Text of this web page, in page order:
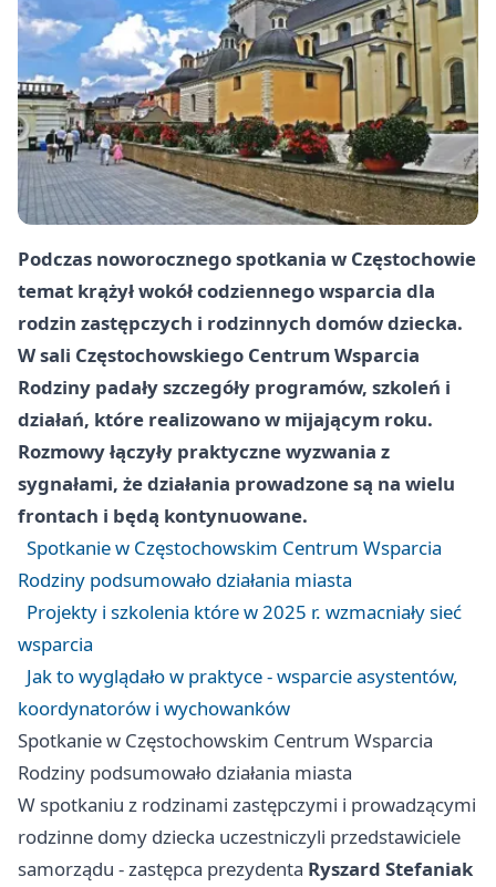
Podczas noworocznego spotkania w Częstochowie
temat krążył wokół codziennego wsparcia dla
rodzin zastępczych i rodzinnych domów dziecka.
W sali Częstochowskiego Centrum Wsparcia
Rodziny padały szczegóły programów, szkoleń i
działań, które realizowano w mijającym roku.
Rozmowy łączyły praktyczne wyzwania z
sygnałami, że działania prowadzone są na wielu
frontach i będą kontynuowane.
Spotkanie w Częstochowskim Centrum Wsparcia
Rodziny podsumowało działania miasta
Projekty i szkolenia które w 2025 r. wzmacniały sieć
wsparcia
Jak to wyglądało w praktyce - wsparcie asystentów,
koordynatorów i wychowanków
Spotkanie w Częstochowskim Centrum Wsparcia
Rodziny podsumowało działania miasta
W spotkaniu z rodzinami zastępczymi i prowadzącymi
rodzinne domy dziecka uczestniczyli przedstawiciele
samorządu - zastępca prezydenta Ryszard Stefaniak